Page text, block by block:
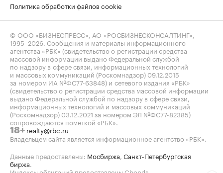
Политика обработки файлов cookie
© ООО «БИЗНЕСПРЕСС», АО «РОСБИЗНЕСКОНСАЛТИНГ»,
1995–2026. Сообщения и материалы информационного
агентства «РБК» (свидетельство о регистрации средства
массовой информации выдано Федеральной службой
по надзору в сфере связи, информационных технологий
и массовых коммуникаций (Роскомнадзор) 09.12.2015
за номером ИА №ФС77-63848) и сетевого издания «РБК»
(свидетельство о регистрации средства массовой информации
выдано Федеральной службой по надзору в сфере связи,
информационных технологий и массовых коммуникаций
(Роскомнадзор) 03.12.2021 за номером ЭЛ №ФС77-82385)
сопровождаются пометкой «РБК».
18+ realty@rbc.ru
Владельцем сайта является информационное агентство «РБК».
Данные предоставлены: Мосбиржа, Санкт-Петербургская
биржа.